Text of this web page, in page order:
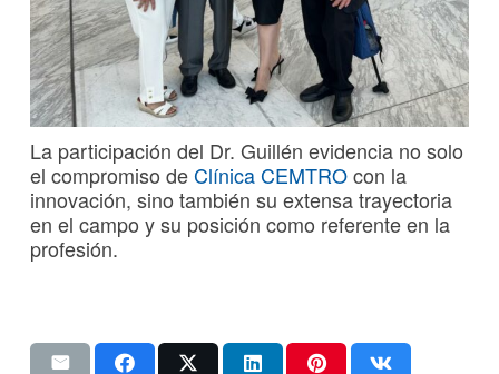
La participación del Dr. Guillén evidencia no solo
el compromiso deClínica CEMTROcon la
innovación, sino también su extensa trayectoria
en el campo y su posición como referente en la
profesión.